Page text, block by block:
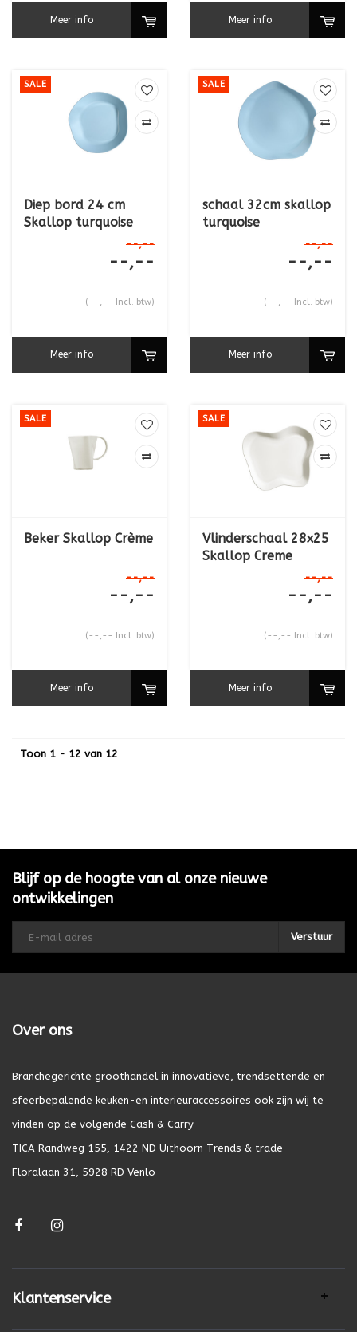
Meer info Meer info
SALE
Diep bord 24 cm
Skallop turquoise
--,--
--,--
(--,-- Incl. btw)
Meer info
SALE
schaal 32cm skallop
turquoise
--,--
--,--
(--,-- Incl. btw)
Meer info
SALE
Beker Skallop Crème
--,--
--,--
(--,-- Incl. btw)
Meer info
SALE
Vlinderschaal 28x25
Skallop Creme
--,--
--,--
(--,-- Incl. btw)
Meer info
Toon 1 - 12 van 12
Blijf op de hoogte van al onze nieuwe
ontwikkelingen
Verstuur
Over ons
Branchegerichte groothandel in innovatieve, trendsettende en
sfeerbepalende keuken-en interieuraccessoires ook zijn wij te
vinden op de volgende Cash & Carry
TICA Randweg 155, 1422 ND Uithoorn Trends & trade
Floralaan 31, 5928 RD Venlo
Klantenservice